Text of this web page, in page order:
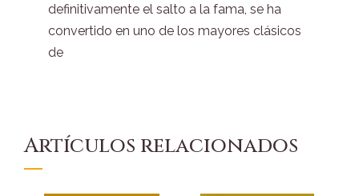
definitivamente el salto a la fama, se ha
convertido en uno de los mayores clásicos
de
Artículos relacionados